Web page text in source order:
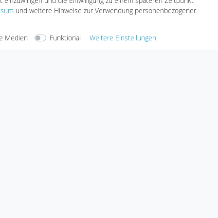
Umwelt & Entsorgung
Versandarten
und weitere Hinweise zur Verwendung personenbezogener
Medien Funktional Weitere Einstellungen